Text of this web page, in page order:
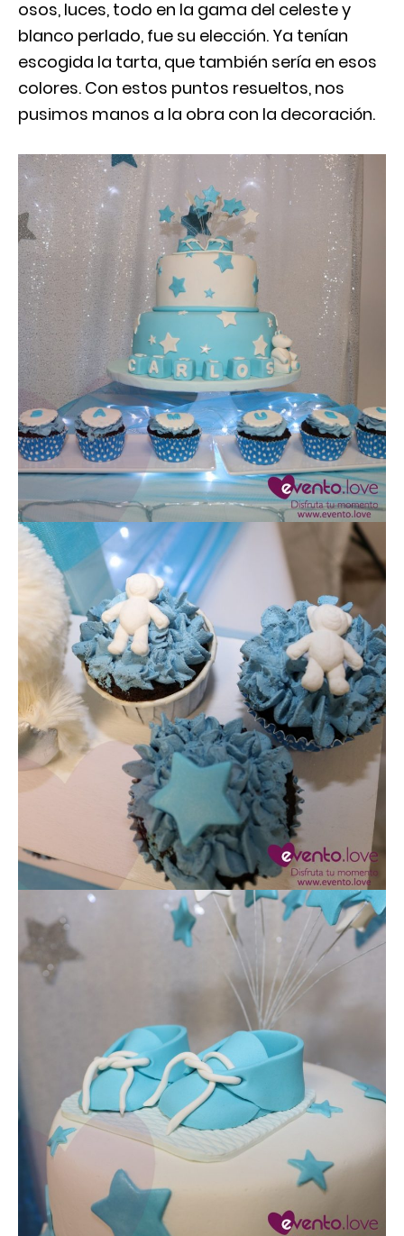
osos, luces, todo en la gama del celeste y
blanco perlado, fue su elección. Ya tenían
escogida la tarta, que también sería en esos
colores. Con estos puntos resueltos, nos
pusimos manos a la obra con la decoración.